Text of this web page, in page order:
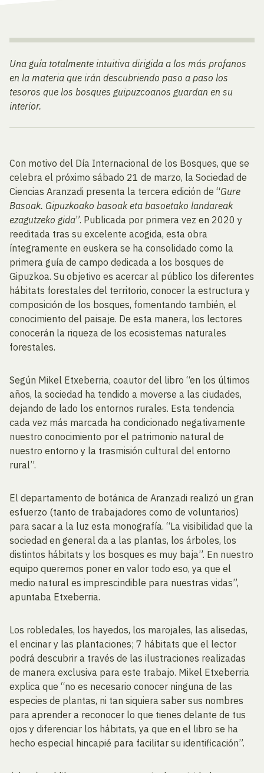
Una guía totalmente intuitiva dirigida a los más profanos
en la materia que irán descubriendo paso a paso los
tesoros que los bosques guipuzcoanos guardan en su
interior.
Con motivo del Día Internacional de los Bosques, que se
celebra el próximo sábado 21 de marzo, la Sociedad de
Ciencias Aranzadi presenta la tercera edición de “Gure
Basoak. Gipuzkoako basoak eta basoetako landareak
ezagutzeko gida”. Publicada por primera vez en 2020 y
reeditada tras su excelente acogida, esta obra
íntegramente en euskera se ha consolidado como la
primera guía de campo dedicada a los bosques de
Gipuzkoa. Su objetivo es acercar al público los diferentes
hábitats forestales del territorio, conocer la estructura y
composición de los bosques, fomentando también, el
conocimiento del paisaje. De esta manera, los lectores
conocerán la riqueza de los ecosistemas naturales
forestales.
Según Mikel Etxeberria, coautor del libro “en los últimos
años, la sociedad ha tendido a moverse a las ciudades,
dejando de lado los entornos rurales. Esta tendencia
cada vez más marcada ha condicionado negativamente
nuestro conocimiento por el patrimonio natural de
nuestro entorno y la trasmisión cultural del entorno
rural”.
El departamento de botánica de Aranzadi realizó un gran
esfuerzo (tanto de trabajadores como de voluntarios)
para sacar a la luz esta monografía. “La visibilidad que la
sociedad en general da a las plantas, los árboles, los
distintos hábitats y los bosques es muy baja”. En nuestro
equipo queremos poner en valor todo eso, ya que el
medio natural es imprescindible para nuestras vidas”,
apuntaba Etxeberria.
Los robledales, los hayedos, los marojales, las alisedas,
el encinar y las plantaciones; 7 hábitats que el lector
podrá descubrir a través de las ilustraciones realizadas
de manera exclusiva para este trabajo. Mikel Etxeberria
explica que “no es necesario conocer ninguna de las
especies de plantas, ni tan siquiera saber sus nombres
para aprender a reconocer lo que tienes delante de tus
ojos y diferenciar los hábitats, ya que en el libro se ha
hecho especial hincapié para facilitar su identificación”.